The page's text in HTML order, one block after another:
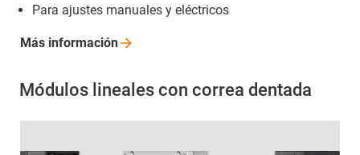
Para ajustes manuales y eléctricos
Más información
Módulos lineales con correa dentada